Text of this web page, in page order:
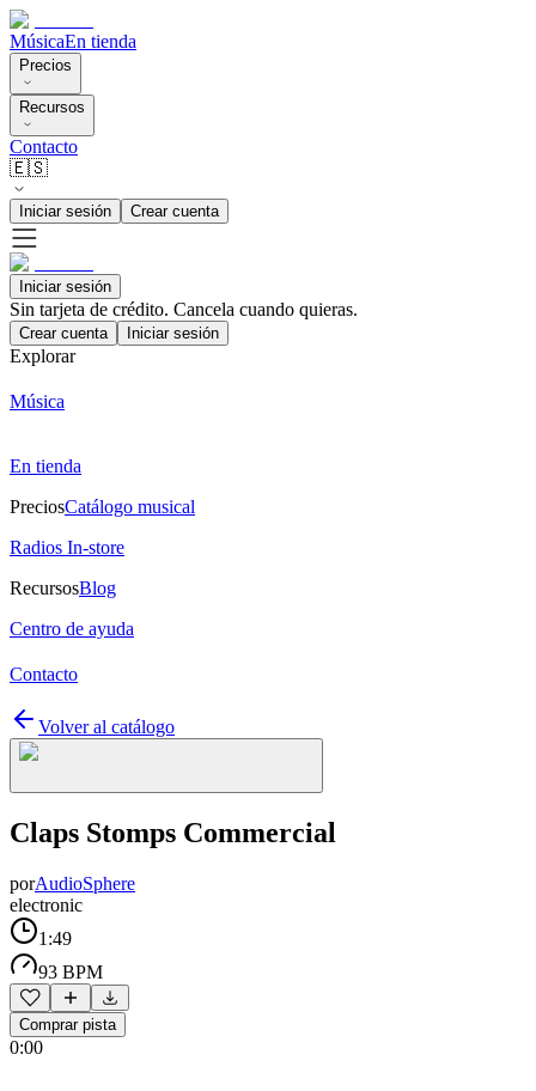
MúsicaEn tienda
Precios
Recursos
Contacto
🇪🇸
Iniciar sesión Crear cuenta
Iniciar sesión
Sin tarjeta de crédito. Cancela cuando quieras.
Crear cuenta Iniciar sesión
Explorar
Música
En tienda
PreciosCatálogo musical
Radios In-store
RecursosBlog
Centro de ayuda
Contacto
Volver al catálogo
Claps Stomps Commercial
porAudioSphere
electronic
1:49
93 BPM
Comprar pista
0:00